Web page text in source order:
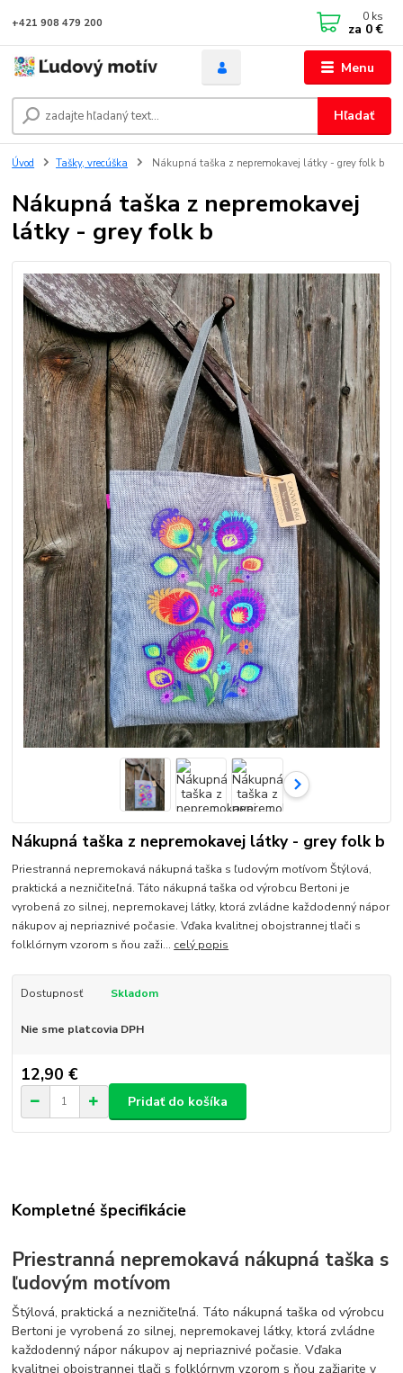
Menu
Hľadať
+421 908 479 200 0 ks
za 0 €
Úvod Tašky, vrecúška Nákupná taška z nepremokavej látky - grey folk b
Nákupná taška z nepremokavej
látky - grey folk b
Nákupná taška z nepremokavej látky - grey folk b
Priestranná nepremokavá nákupná taška s ľudovým motívom Štýlová,
praktická a nezničiteľná. Táto nákupná taška od výrobcu Bertoni je
vyrobená zo silnej, nepremokavej látky, ktorá zvládne každodenný nápor
nákupov aj nepriaznivé počasie. Vďaka kvalitnej obojstrannej tlači s
folklórnym vzorom s ňou zaži... celý popis
Dostupnosť Skladom
Nie sme platcovia DPH
12,90 €
Pridať do košíka
Kompletné špecifikácie
Priestranná nepremokavá nákupná taška s
ľudovým motívom
Štýlová, praktická a nezničiteľná. Táto nákupná taška od výrobcu
Bertoni je vyrobená zo silnej, nepremokavej látky, ktorá zvládne
každodenný nápor nákupov aj nepriaznivé počasie. Vďaka
kvalitnej obojstrannej tlači s folklórnym vzorom s ňou zažiarite v